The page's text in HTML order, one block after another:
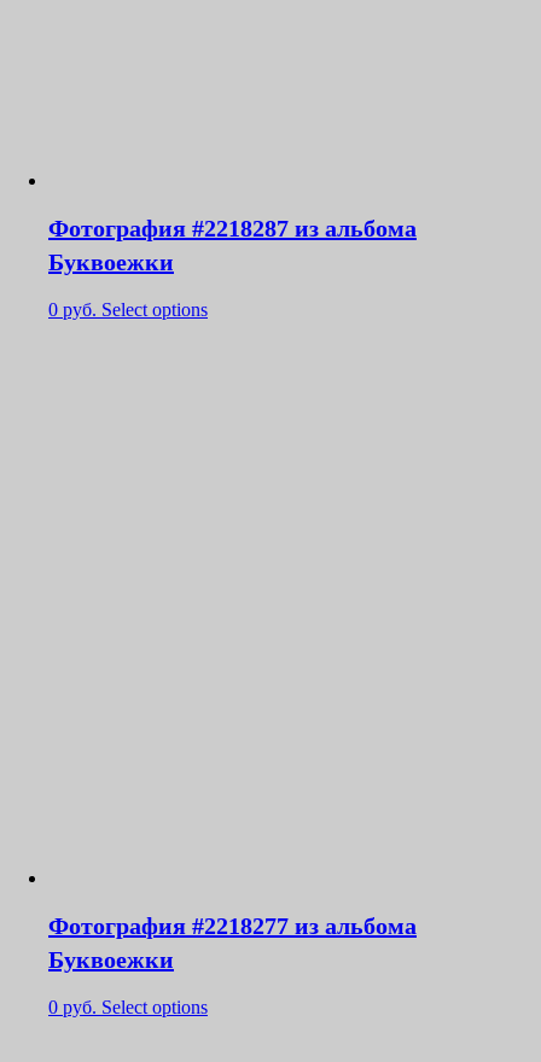
Фотография #2218287 из альбома
Буквоежки
0 руб. Select options
Фотография #2218277 из альбома
Буквоежки
0 руб. Select options